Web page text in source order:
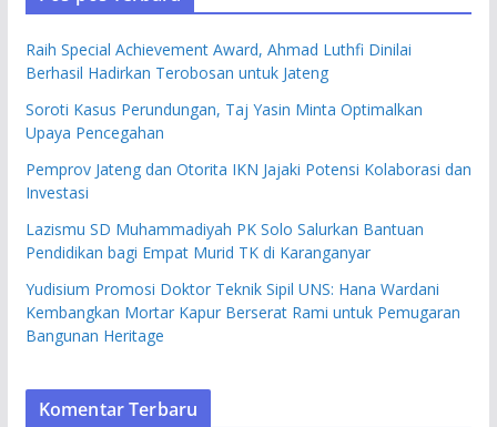
Raih Special Achievement Award, Ahmad Luthfi Dinilai
Berhasil Hadirkan Terobosan untuk Jateng
Soroti Kasus Perundungan, Taj Yasin Minta Optimalkan
Upaya Pencegahan
Pemprov Jateng dan Otorita IKN Jajaki Potensi Kolaborasi dan
Investasi
Lazismu SD Muhammadiyah PK Solo Salurkan Bantuan
Pendidikan bagi Empat Murid TK di Karanganyar
Yudisium Promosi Doktor Teknik Sipil UNS: Hana Wardani
Kembangkan Mortar Kapur Berserat Rami untuk Pemugaran
Bangunan Heritage
Komentar Terbaru